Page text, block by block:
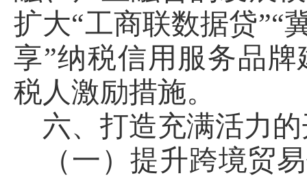
扩大“工商联数据贷”“
享”纳税信用服务品
税人激励措施。
六、打造充满活力
（一）提升跨境贸